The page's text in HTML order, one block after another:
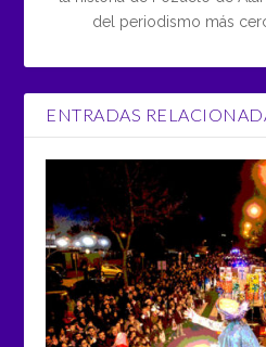
del periodismo más
ENTRADAS